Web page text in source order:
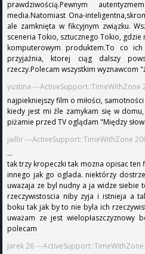
prawdziwością.Pewnym
media.Natomiast Ona-
ale zamknięta w fikcyjnym związku.
sceneria Tokio, sztucznego Tokio,
komputerowym produktem.To co ich
przyjaźnia, ktorej ciąg dalszy
rzeczy.Polecam wszystkim wyznawcom
yustina ---ActiveSupport::TimeWithZone
najpiekniejszy film o miłości,
kiedy jest mi źle zamykam się w
piżamie przed TV oglądam "Między
jaillir ---ActiveSupport::TimeWithZone
...
tak trzy kropeczki tak mozna opisac ten
innego jak go oglada. niektórzy
uwazaja ze byl nudny a ja widze siebie
rzeczywistoscia niby zyja i istnieja a
boku tak jak by to nie byla ich
uważam ze jest wielopłaszczyznowy
polecam
Jarek 26 ---